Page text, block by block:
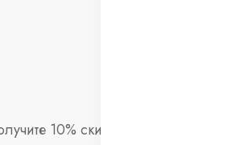
10% скидки на первый